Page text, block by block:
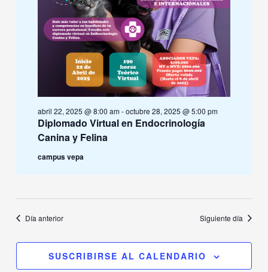
Diplomado Virtual en Endocrinología
Canina y Felina
abril 22, 2025 @ 8:00 am-octubre 28, 2025 @ 5:00 pm
campus vepa
Día anterior Siguiente día
SUSCRIBIRSE AL CALENDARIO